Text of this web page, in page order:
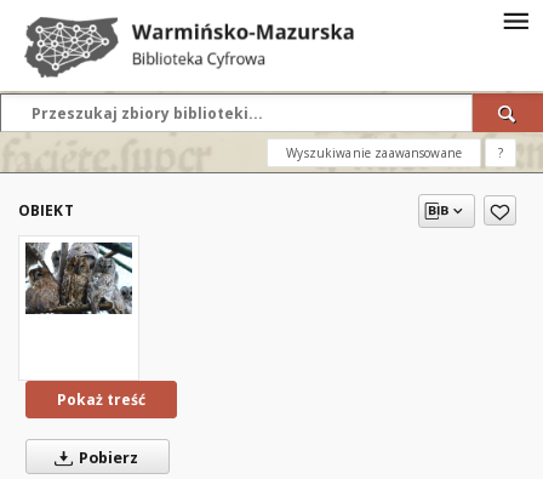
Wyszukiwanie zaawansowane ?
OBIEKT
Pokaż treść
Pobierz